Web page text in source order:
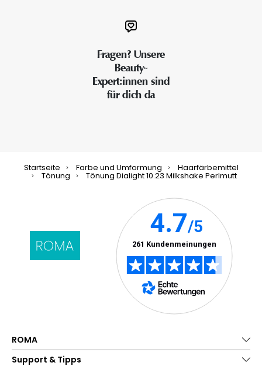
Fragen? Unsere
Beauty-
Expert:innen sind
für dich da
Startseite Farbe und Umformung Haarfärbemittel
Tönung Tönung Dialight 10.23 Milkshake Perlmutt
ROMA
Support & Tipps